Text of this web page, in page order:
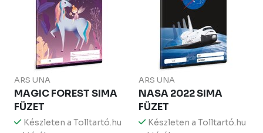
ARS UNA
MAGIC FOREST SIMA
FÜZET
Készleten a Tolltartó.hu
ARS UNA
NASA 2022 SIMA
FÜZET
Készleten a Tolltartó.hu